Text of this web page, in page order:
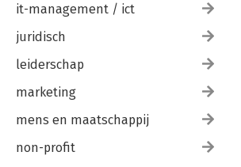
it-management / ict
juridisch
leiderschap
marketing
mens en maatschappij
non-profit